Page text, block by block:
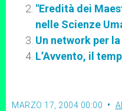
"Eredità dei
nelle Scienze
Un network per
L’Avvento, il
MARZO 17, 2004 00:00